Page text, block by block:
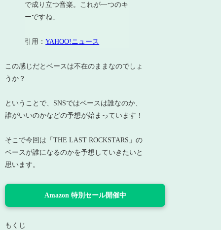
で成り立つ音楽。これが一つのキ
ーですね」
引用：YAHOO!ニュース
この感じだとベースは不在のままなのでしょ
うか？
ということで、SNSではベースは誰なのか、
誰がいいのかなどの予想が始まっています！
そこで今回は「THE LAST ROCKSTARS」の
ベースが誰になるのかを予想していきたいと
思います。
Amazon 特別セール開催中
もくじ